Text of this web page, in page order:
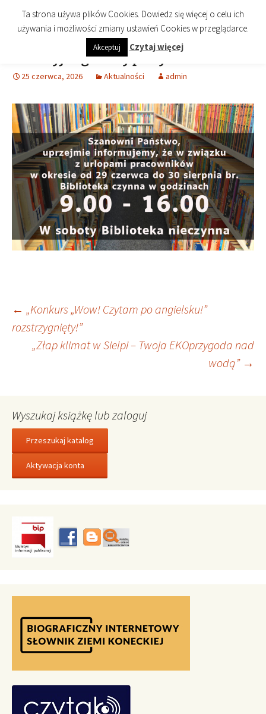
treści
Biblioteka Publiczna Miasta i
Gminy Końskie
imienia Cezarego Chlebowskiego
Menu
Wakacyjne godziny pracy Biblioteki!
25 czerwca, 2026 Aktualności admin
Nawigacja
wpisu
← „Konkurs „Wow! Czytam po angielsku!”
rozstrzygnięty!”
„Złap klimat w Sielpi – Twoja EKOprzygoda nad
wodą” →
Wyszukaj książkę lub zaloguj
Ta strona używa plików Cookies. Dowiedz się więcej o celu ich
używania i możliwości zmiany ustawień Cookies w przeglądarce.
Akceptuj Czytaj więcej